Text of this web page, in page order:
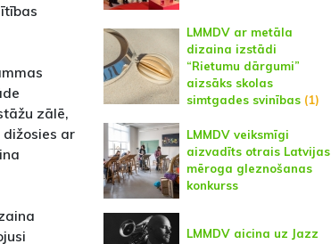
zālē,
ar
LMMDV ar metāla
dizaina izstādi
“Rietumu dārgumi”
aizsāks skolas
simtgades svinības (1)
LMMDV veiksmīgi
aizvadīts otrais Latvijas
mēroga gleznošanas
konkurss
LMMDV aicina uz Jazz